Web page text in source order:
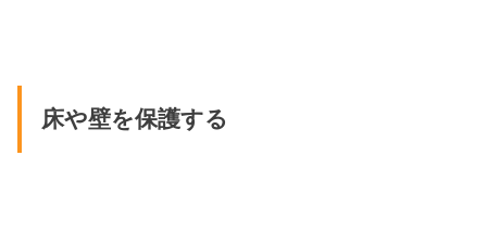
床や壁を保護する